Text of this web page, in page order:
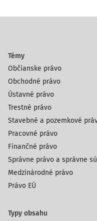
Témy
Občianske právo
Obchodné právo
Ústavné právo
Trestné právo
Stavebné a pozemkové
Pracovné právo
Finančné právo
Správne právo a správne
Medzinárodné právo
Právo EÚ
Typy obsahu